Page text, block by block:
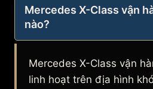
Mercedes X-Class vận
nào?
Mercedes X-Class vận
linh hoạt trên địa hình